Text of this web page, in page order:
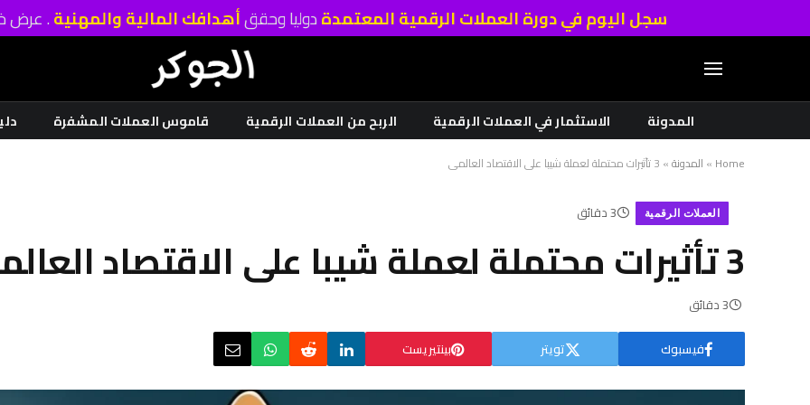
سجل اليوم في دورة العملات الرقمية المعتمدةدوليا وحققأهدافك المالية والمهنية. عرض
المدونة
الاستثمار في العملات الرقمية الربح من العملات الرقمية قاموس العملات المشفرة
Home
» المدونة» 3 تأثيرات محتملة لعملة شيبا على الاقتصاد العالمي
العملات الرقمية 3 دقائق
3 تأثيرات محتملة لعملة شيبا على الاقتصاد العالمي
3 دقائق
فيسبوك تويتر بينتيريست